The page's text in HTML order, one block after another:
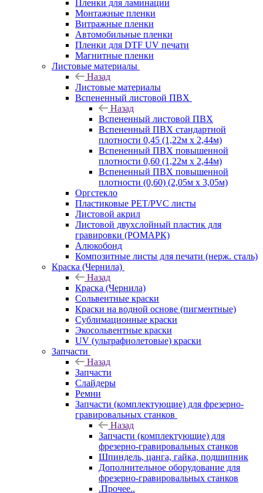
Пленки для ламинации
Монтажные пленки
Витражные пленки
Автомобильные пленки
Пленки для DTF UV печати
Магнитные пленки
Листовые материалы
Назад
Листовые материалы
Вспененный листовой ПВХ
Назад
Вспененный листовой ПВХ
Вспененный ПВХ стандартной
плотности 0,45 (1,22м х 2,44м)
Вспененный ПВХ повышенной
плотности 0,60 (1,22м х 2,44м)
Вспененный ПВХ повышенной
плотности (0,60) (2,05м х 3,05м)
Оргстекло
Пластиковые PET/PVC листы
Листовой акрил
Листовой двухслойный пластик для
гравировки (РОМАРК)
Алюкобонд
Композитные листы для печати (нерж. сталь)
Краска (Чернила)
Назад
Краска (Чернила)
Сольвентные краски
Краски на водной основе (пигментные)
Сублимационные краски
Экосольвентные краски
UV (ультрафиолетовые) краски
Запчасти
Назад
Запчасти
Слайдеры
Ремни
Запчасти (комплектующие) для фрезерно-
гравировальных станков
Назад
Запчасти (комплектующие) для
фрезерно-гравировальных станков
Шпиндель, цанга, гайка, подшипник
Дополнительное оборудование для
фрезерно-гравировальных станков
.Прочее..